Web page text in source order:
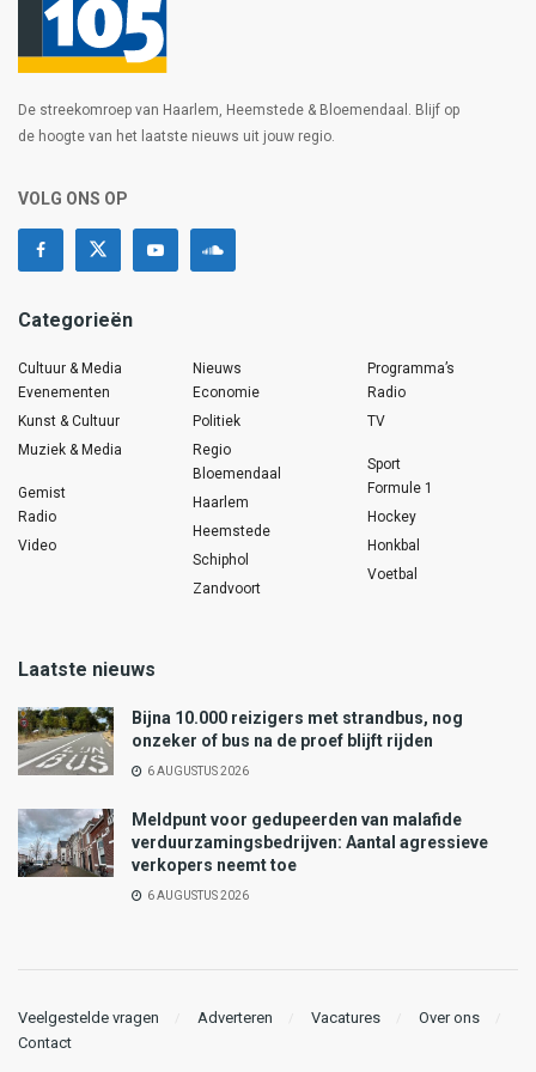
De streekomroep van Haarlem, Heemstede & Bloemendaal. Blijf op
de hoogte van het laatste nieuws uit jouw regio.
VOLG ONS OP
Categorieën
Cultuur & Media
Evenementen
Kunst & Cultuur
Muziek & Media
Gemist
Radio
Video
Nieuws
Economie
Politiek
Regio
Bloemendaal
Haarlem
Heemstede
Schiphol
Zandvoort
Programma’s
Radio
TV
Sport
Formule 1
Hockey
Honkbal
Voetbal
Laatste nieuws
Bijna 10.000 reizigers met strandbus, nog
onzeker of bus na de proef blijft rijden
6 AUGUSTUS 2026
Meldpunt voor gedupeerden van malafide
verduurzamingsbedrijven: Aantal agressieve
verkopers neemt toe
6 AUGUSTUS 2026
Veelgestelde vragen Adverteren Vacatures
Over ons
Contact